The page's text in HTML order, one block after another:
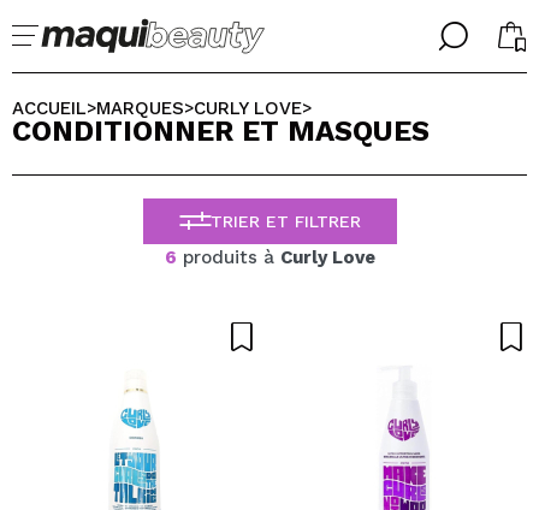
╳
J'suis déjà #maquilover, j'ai un compte
╳
CHOISISSEZ VOTRE LANGUE
FRANCES
ESPAÑOL
ENGLISH
ALEMAN
ACCUEIL>MARQUES>CURLY LOVE>
CONDITIONNER ET MASQUES
TRIER ET FILTRER
6 produits à Curly Love